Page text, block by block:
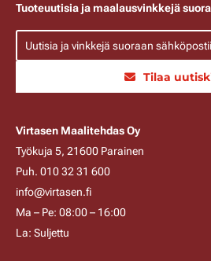
Tuoteuutisia ja maalausvinkkejä
Tilaa
Virtasen Maalitehdas Oy
Työkuja 5, 21600 Parainen
Puh. 010 32 31 600
info@virtasen.fi
Ma – Pe: 08:00 – 16:00
La: Suljettu